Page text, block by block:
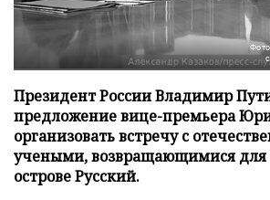
Президент России Владимир
предложение вице-премьера
организовать встречу с
учеными, возвращающимися для
острове Русский.